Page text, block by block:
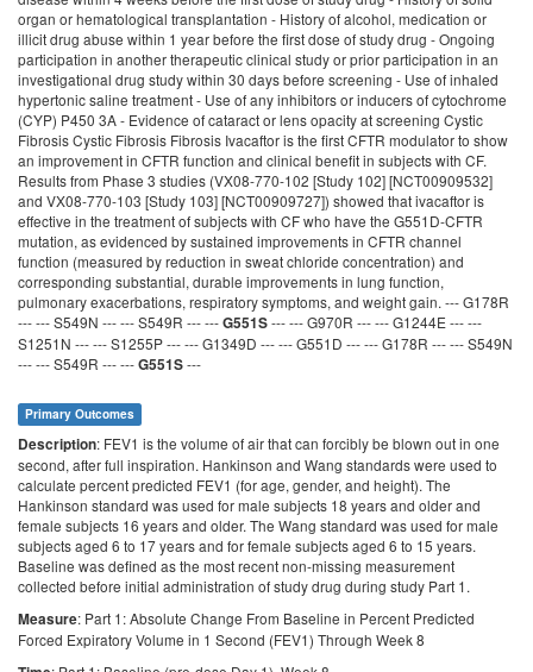
organ or hematological transplantation - History of alcohol, medication or
illicit drug abuse within 1 year before the first dose of study drug - Ongoing
participation in another therapeutic clinical study or prior participation in an
investigational drug study within 30 days before screening - Use of inhaled
hypertonic saline treatment - Use of any inhibitors or inducers of cytochrome
(CYP) P450 3A - Evidence of cataract or lens opacity at screening Cystic
Fibrosis Cystic Fibrosis Fibrosis Ivacaftor is the first CFTR modulator to show
an improvement in CFTR function and clinical benefit in subjects with CF.
Results from Phase 3 studies (VX08-770-102 [Study 102] [NCT00909532]
and VX08-770-103 [Study 103] [NCT00909727]) showed that ivacaftor is
effective in the treatment of subjects with CF who have the G551D-CFTR
mutation, as evidenced by sustained improvements in CFTR channel
function (measured by reduction in sweat chloride concentration) and
corresponding substantial, durable improvements in lung function,
pulmonary exacerbations, respiratory symptoms, and weight gain. --- G178R
--- --- S549N --- --- S549R --- ---G551S--- --- G970R --- --- G1244E --- ---
S1251N --- --- S1255P --- --- G1349D --- --- G551D --- --- G178R --- --- S549N
--- --- S549R --- ---G551S---
Primary Outcomes
Description: FEV1 is the volume of air that can forcibly be blown out in one
second, after full inspiration. Hankinson and Wang standards were used to
calculate percent predicted FEV1 (for age, gender, and height). The
Hankinson standard was used for male subjects 18 years and older and
female subjects 16 years and older. The Wang standard was used for male
subjects aged 6 to 17 years and for female subjects aged 6 to 15 years.
Baseline was defined as the most recent non-missing measurement
collected before initial administration of study drug during study Part 1.
Measure: Part 1: Absolute Change From Baseline in Percent Predicted
Forced Expiratory Volume in 1 Second (FEV1) Through Week 8